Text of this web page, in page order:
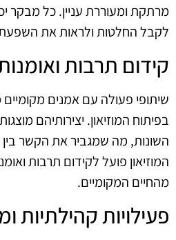
מרתקת ומעוררת עניין. כל מבקר
לקבל החלטות ולראות את
קידום תרבות
שיתופי פעולה עם אמנים מקומיים
בפיתוח המוזיאון. יצירותיהם
השונות, מה שמגביר את הקשר
המוזיאון פועל לקידום תרבות
מהחיים המקומיים.
פעילויות קהילתיות